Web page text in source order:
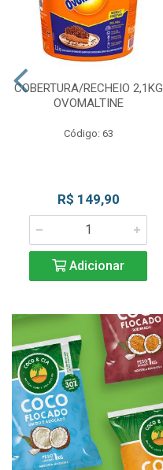
COBERTURA/RECHEIO 2,1KG
OVOMALTINE
Código: 63
R$ 149,90
Adicionar